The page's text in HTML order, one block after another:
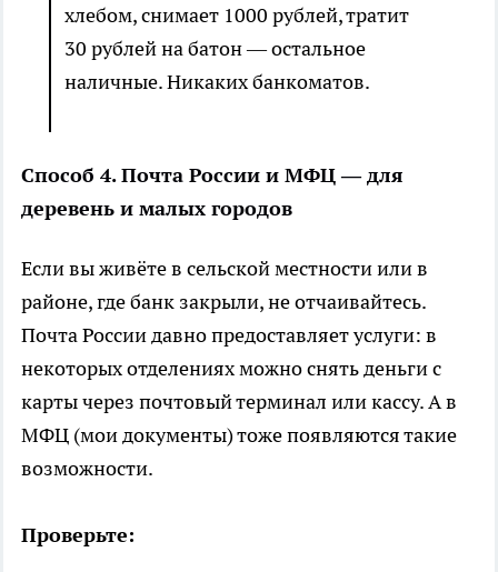
хлебом, снимает 1000 рублей, тратит
30 рублей на батон — остальное
наличные. Никаких банкоматов.
Способ 4. Почта России и МФЦ — для
деревень и малых городов
Если вы живёте в сельской местности или в
районе, где банк закрыли, не отчаивайтесь.
Почта России давно предоставляет услуги: в
некоторых отделениях можно снять деньги с
карты через почтовый терминал или кассу. А в
МФЦ (мои документы) тоже появляются такие
возможности.
Проверьте: